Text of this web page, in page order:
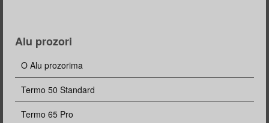
Alu prozori
O Alu prozorima
Termo 50 Standard
Termo 65 Pro